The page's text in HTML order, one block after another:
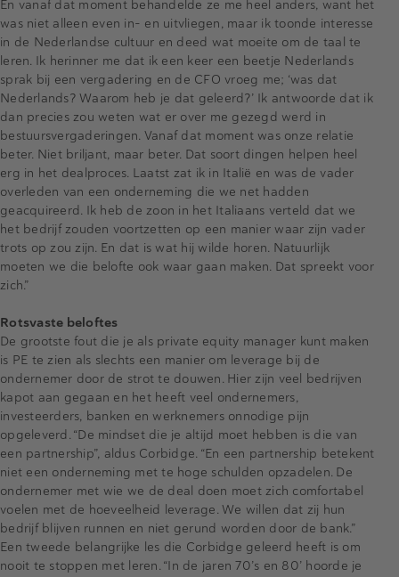
En vanaf dat moment behandelde ze me heel anders, want het
was niet alleen even in- en uitvliegen, maar ik toonde interesse
in de Nederlandse cultuur en deed wat moeite om de taal te
leren. Ik herinner me dat ik een keer een beetje Nederlands
sprak bij een vergadering en de CFO vroeg me; ‘was dat
Nederlands? Waarom heb je dat geleerd?’ Ik antwoorde dat ik
dan precies zou weten wat er over me gezegd werd in
bestuursvergaderingen. Vanaf dat moment was onze relatie
beter. Niet briljant, maar beter. Dat soort dingen helpen heel
erg in het dealproces. Laatst zat ik in Italië en was de vader
overleden van een onderneming die we net hadden
geacquireerd. Ik heb de zoon in het Italiaans verteld dat we
het bedrijf zouden voortzetten op een manier waar zijn vader
trots op zou zijn. En dat is wat hij wilde horen. Natuurlijk
moeten we die belofte ook waar gaan maken. Dat spreekt voor
zich.”
Rotsvaste beloftes
De grootste fout die je als private equity manager kunt maken
is PE te zien als slechts een manier om leverage bij de
ondernemer door de strot te douwen. Hier zijn veel bedrijven
kapot aan gegaan en het heeft veel ondernemers,
investeerders, banken en werknemers onnodige pijn
opgeleverd. “De mindset die je altijd moet hebben is die van
een partnership”, aldus Corbidge. “En een partnership betekent
niet een onderneming met te hoge schulden opzadelen. De
ondernemer met wie we de deal doen moet zich comfortabel
voelen met de hoeveelheid leverage. We willen dat zij hun
bedrijf blijven runnen en niet gerund worden door de bank.”
Een tweede belangrijke les die Corbidge geleerd heeft is om
nooit te stoppen met leren. “In de jaren 70’s en 80’ hoorde je